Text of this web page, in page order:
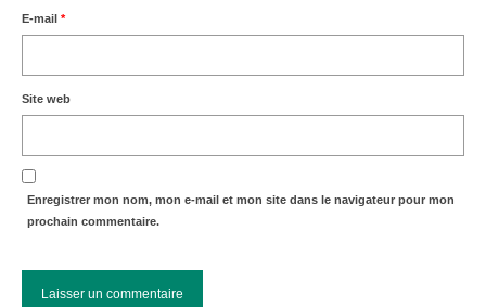
E-mail *
Site web
Enregistrer mon nom, mon e-mail et mon site dans le navigateur pour mon
prochain commentaire.